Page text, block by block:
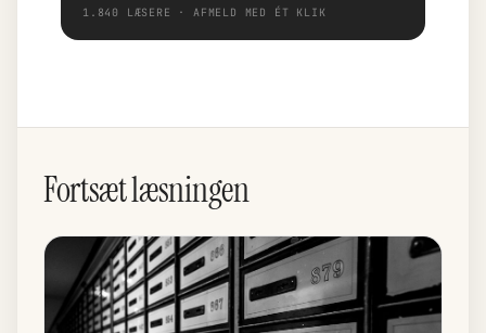
1.840 LÆSERE · AFMELD MED ÉT KLIK
Fortsæt læsningen